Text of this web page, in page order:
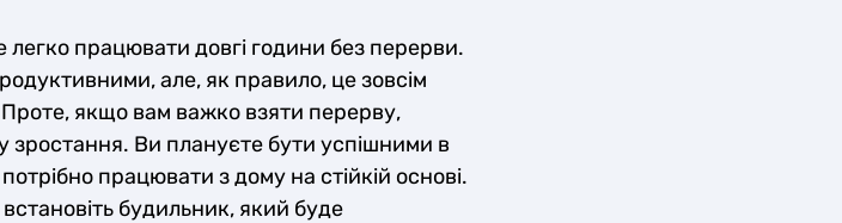
працювати довгі години без перерви.
але, як правило, це зовсім
якщо вам важко взяти перерву,
зростання. Ви плануєте бути успішними в
працювати з дому на стійкій основі.
будильник, який буде